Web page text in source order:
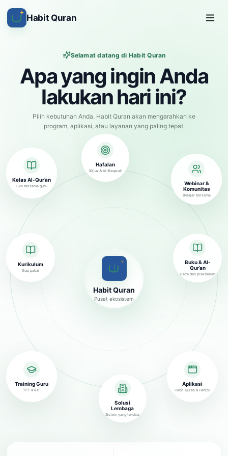
✦ Habit Quran
Selamat datang di Habit Quran
Apa yang ingin Anda
lakukan hari ini?
Pilih kebutuhan Anda. Habit Quran akan mengarahkan ke
program, aplikasi, atau layanan yang paling tepat.
✦
Habit Quran
Pusat ekosistem
Kelas Al-Qur’an
Live bersama guru
Hafalan
30 juz & Al-Baqarah
Buku & Al-
Qur’an
Baca dan praktikkan
Training Guru
TFT & IHT
Solusi
Lembaga
Sistem yang terukur
Kurikulum
Siap pakai
Aplikasi
Habit Quran & Hafizo
Webinar &
Komunitas
Belajar bersama